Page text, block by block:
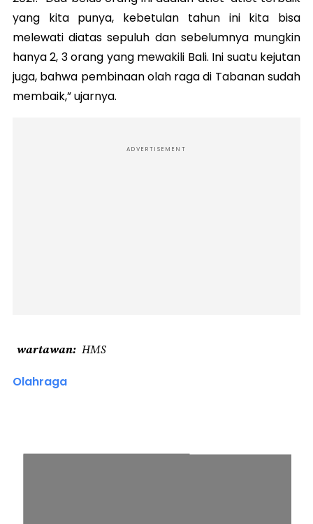
yang kita punya, kebetulan tahun ini kita bisa
melewati diatas sepuluh dan sebelumnya mungkin
hanya 2, 3 orang yang mewakili Bali. Ini suatu kejutan
juga, bahwa pembinaan olah raga di Tabanan sudah
membaik,” ujarnya.
ADVERTISEMENT
wartawan HMS
Olahraga